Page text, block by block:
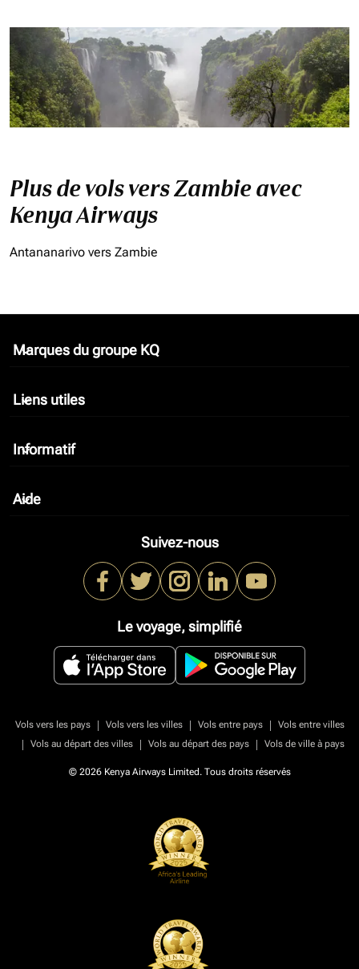
Plus de vols vers Zambie avec
Kenya Airways
Antananarivo vers Zambie
Marques du groupe KQ
keyboard_arrow_down
Liens utiles
keyboard_arrow_down
Informatif
keyboard_arrow_down
Aide
keyboard_arrow_down
Suivez-nous
Le voyage, simplifié
Vols vers les pays | Vols vers les villes | Vols entre pays |
Vols entre villes
|
Vols au départ des villes | Vols au départ des pays | Vols de ville à pays
© 2026 Kenya Airways Limited. Tous droits réservés